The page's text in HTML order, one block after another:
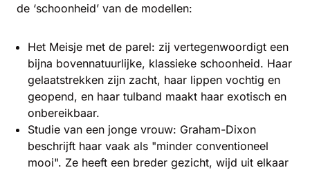
de ‘schoonheid’ van de modellen:
Het Meisje met de parel: zij vertegenwoordigt een
bijna bovennatuurlijke, klassieke schoonheid. Haar
gelaatstrekken zijn zacht, haar lippen vochtig en
geopend, en haar tulband maakt haar exotisch en
onbereikbaar.
Studie van een jonge vrouw: Graham-Dixon
beschrijft haar vaak als "minder conventioneel
mooi". Ze heeft een breder gezicht, wijd uit elkaar